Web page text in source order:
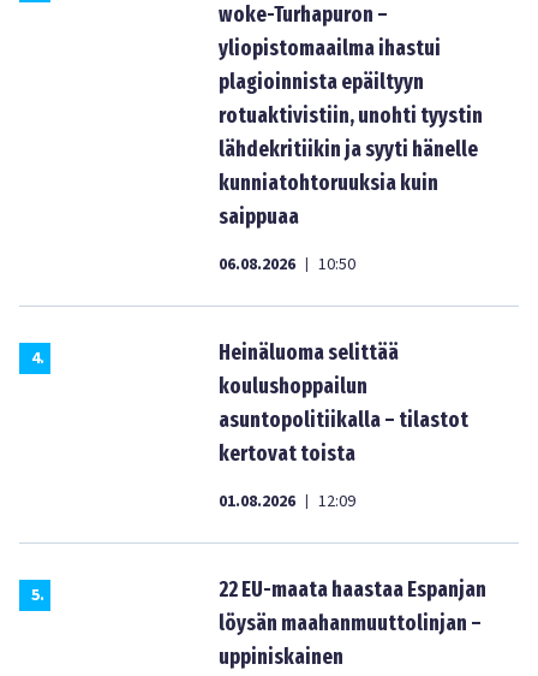
woke-Turhapuron –
yliopistomaailma ihastui
plagioinnista epäiltyyn
rotuaktivistiin, unohti tyystin
lähdekritiikin ja syyti hänelle
kunniatohtoruuksia kuin
saippuaa
06.08.2026 | 10:50
4.
Heinäluoma selittää
koulushoppailun
asuntopolitiikalla – tilastot
kertovat toista
01.08.2026 | 12:09
5.
22 EU-maata haastaa Espanjan
löysän maahanmuuttolinjan –
uppiniskainen